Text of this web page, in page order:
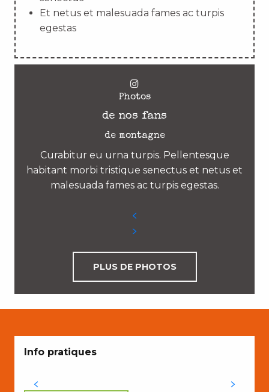
Et netus et malesuada fames ac turpis
egestas
Photos
de nos fans
de montagne
Curabitur eu urna turpis. Pellentesque
habitant morbi tristique senectus et netus et
malesuada fames ac turpis egestas.
PLUS DE PHOTOS
Info pratiques